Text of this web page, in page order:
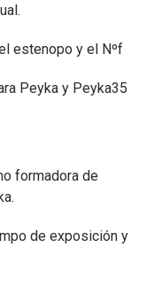
estenopo y el Nºf
Peyka y Peyka35
formadora de
de exposición y